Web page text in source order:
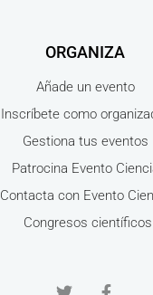
ORGANIZA
Añade un evento
Inscríbete como
Gestiona tus eventos
Patrocina Evento
Contacta con Evento
Congresos científicos